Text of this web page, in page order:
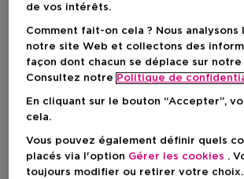
Choisissez votre format
15 ML
15 ML
Prix promotionnel
386,40 €
420,00 €
de vos intérêts.
Comment fait-on cela ? Nous analysons
notre site Web et collectons des
façon dont chacun se déplace sur
Consultez notre Politique de
En cliquant sur le bouton “Accepter”,
cela.
Vous pouvez également définir quels
placés via l'option Gérer les cookies .
toujours modifier ou retirer votre choix.